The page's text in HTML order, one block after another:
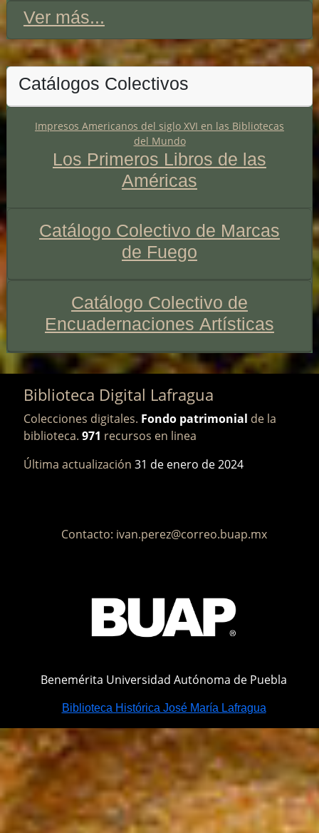
Ver más...
Catálogos Colectivos
Impresos Americanos del siglo XVI en las Bibliotecas
del Mundo
Los Primeros Libros de las
Américas
Catálogo Colectivo de Marcas
de Fuego
Catálogo Colectivo de
Encuadernaciones Artísticas
Biblioteca Digital Lafragua
Colecciones digitales. Fondo patrimonial de la
biblioteca. 971 recursos en linea
Última actualización 31 de enero de 2024
Contacto: ivan.perez@correo.buap.mx
Benemérita Universidad Autónoma de Puebla
Biblioteca Histórica José María Lafragua